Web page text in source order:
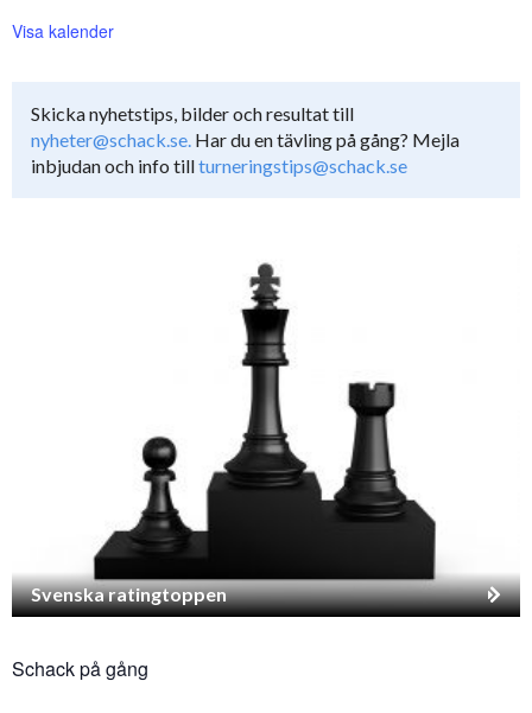
Visa kalender
Skicka nyhetstips, bilder och resultat till
nyheter@schack.se. Har du en tävling på gång? Mejla
inbjudan och info tillturneringstips@schack.se
Svenska ratingtoppen
Schack på gång